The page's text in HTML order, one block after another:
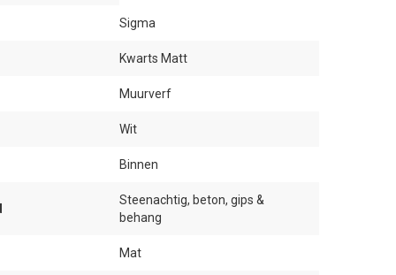
Sigma
Kwarts Matt
Muurverf
Wit
Binnen
Steenachtig, beton, gips &
behang
Mat